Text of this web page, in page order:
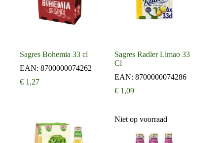
Sagres Bohemia 33 cl
EAN: 8700000074262
€ 1,27
Sagres Radler Limao 33
Cl
EAN:8700000074286
€ 1,09
Niet op voorraad